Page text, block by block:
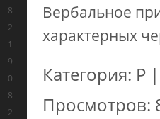
8
2
1
9
0
8
2
Вербальное
характерных
Категория: Р
Просмотров: